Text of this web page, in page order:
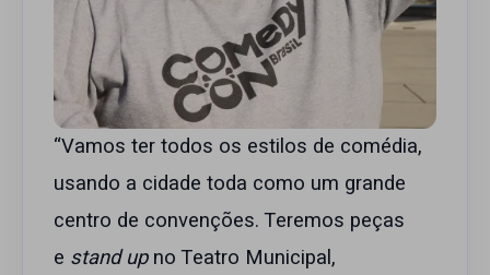
“Vamos ter todos os estilos de comédia,
usando a cidade toda como um grande
centro de convenções. Teremos peças
e stand upno Teatro Municipal,